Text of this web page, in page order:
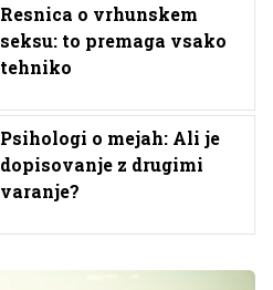
Resnica o vrhunskem
seksu: to premaga vsako
tehniko
Psihologi o mejah: Ali je
dopisovanje z drugimi
varanje?